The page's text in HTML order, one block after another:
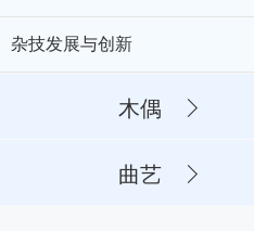
杂技发展与创新
木偶
曲艺